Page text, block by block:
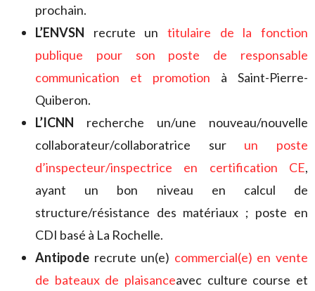
prochain.
L’ENVSN recrute un titulaire de la fonction
publique pour son poste de responsable
communication et promotion à Saint-Pierre-
Quiberon.
L’ICNN recherche un/une nouveau/nouvelle
collaborateur/collaboratrice sur un poste
d’inspecteur/inspectrice en certification CE,
ayant un bon niveau en calcul de
structure/résistance des matériaux ; poste en
CDI basé à La Rochelle.
Antipode recrute un(e) commercial(e) en vente
de bateaux de plaisanceavec culture course et